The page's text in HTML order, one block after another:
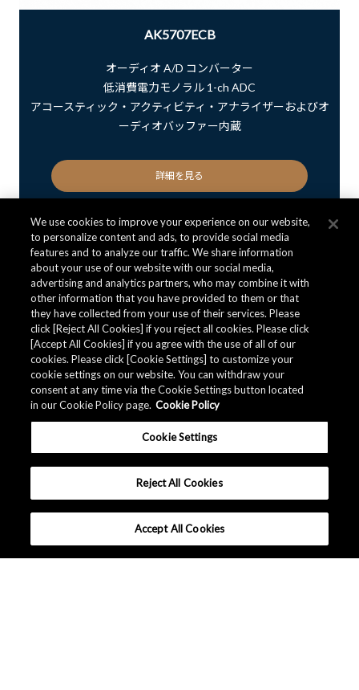
AK5707ECB
オーディオ A/D コンバーター
低消費電力モノラル 1-ch ADC
アコースティック・アクティビティ・アナライザーおよびオ
ーディオバッファー内蔵
詳細を見る
We use cookies to improve your experience on our website,
to personalize content and ads, to provide social media
features and to analyze our traffic. We share information
about your use of our website with our social media,
advertising and analytics partners, who may combine it with
other information that you have provided to them or that
they have collected from your use of their services. Please
click [Reject All Cookies] if you reject all cookies. Please click
[Accept All Cookies] if you agree with the use of all of our
cookies. Please click [Cookie Settings] to customize your
cookie settings on our website. You can withdraw your
consent at any time via the Cookie Settings button located
in our Cookie Policy page. Cookie Policy
Cookie Settings
Reject All Cookies
Accept All Cookies